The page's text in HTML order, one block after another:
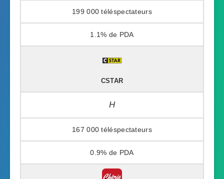
199 000
1.1%
CSTAR
H
167 000
0.9%